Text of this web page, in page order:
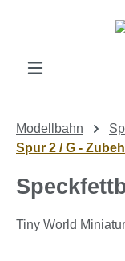
Zum Hauptinhalt
Modellbahn
Spur 2 / G -
Tiny World